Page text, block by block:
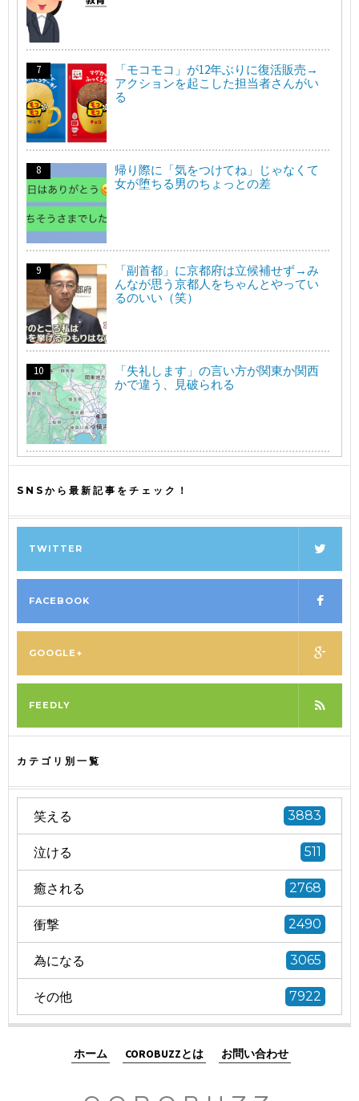
「モコモコ」が12年ぶりに復活販売→
アクションを起こした担当者さんがい
る
帰り際に「気をつけてね」じゃなくて
女が堕ちる男のちょっとの差
「副首都」に京都府は立候補せず→み
んなが思う京都人をちゃんとやってい
るのいい（笑）
「失礼します」の言い方が関東か関西
かで違う、見破られる
SNSから最新記事をチェック！
TWITTER
FACEBOOK
GOOGLE+
FEEDLY
カテゴリ別一覧
笑える 3883
泣ける 511
癒される 2768
衝撃 2490
為になる 3065
その他 7922
ホーム COROBUZZとは お問い合わせ